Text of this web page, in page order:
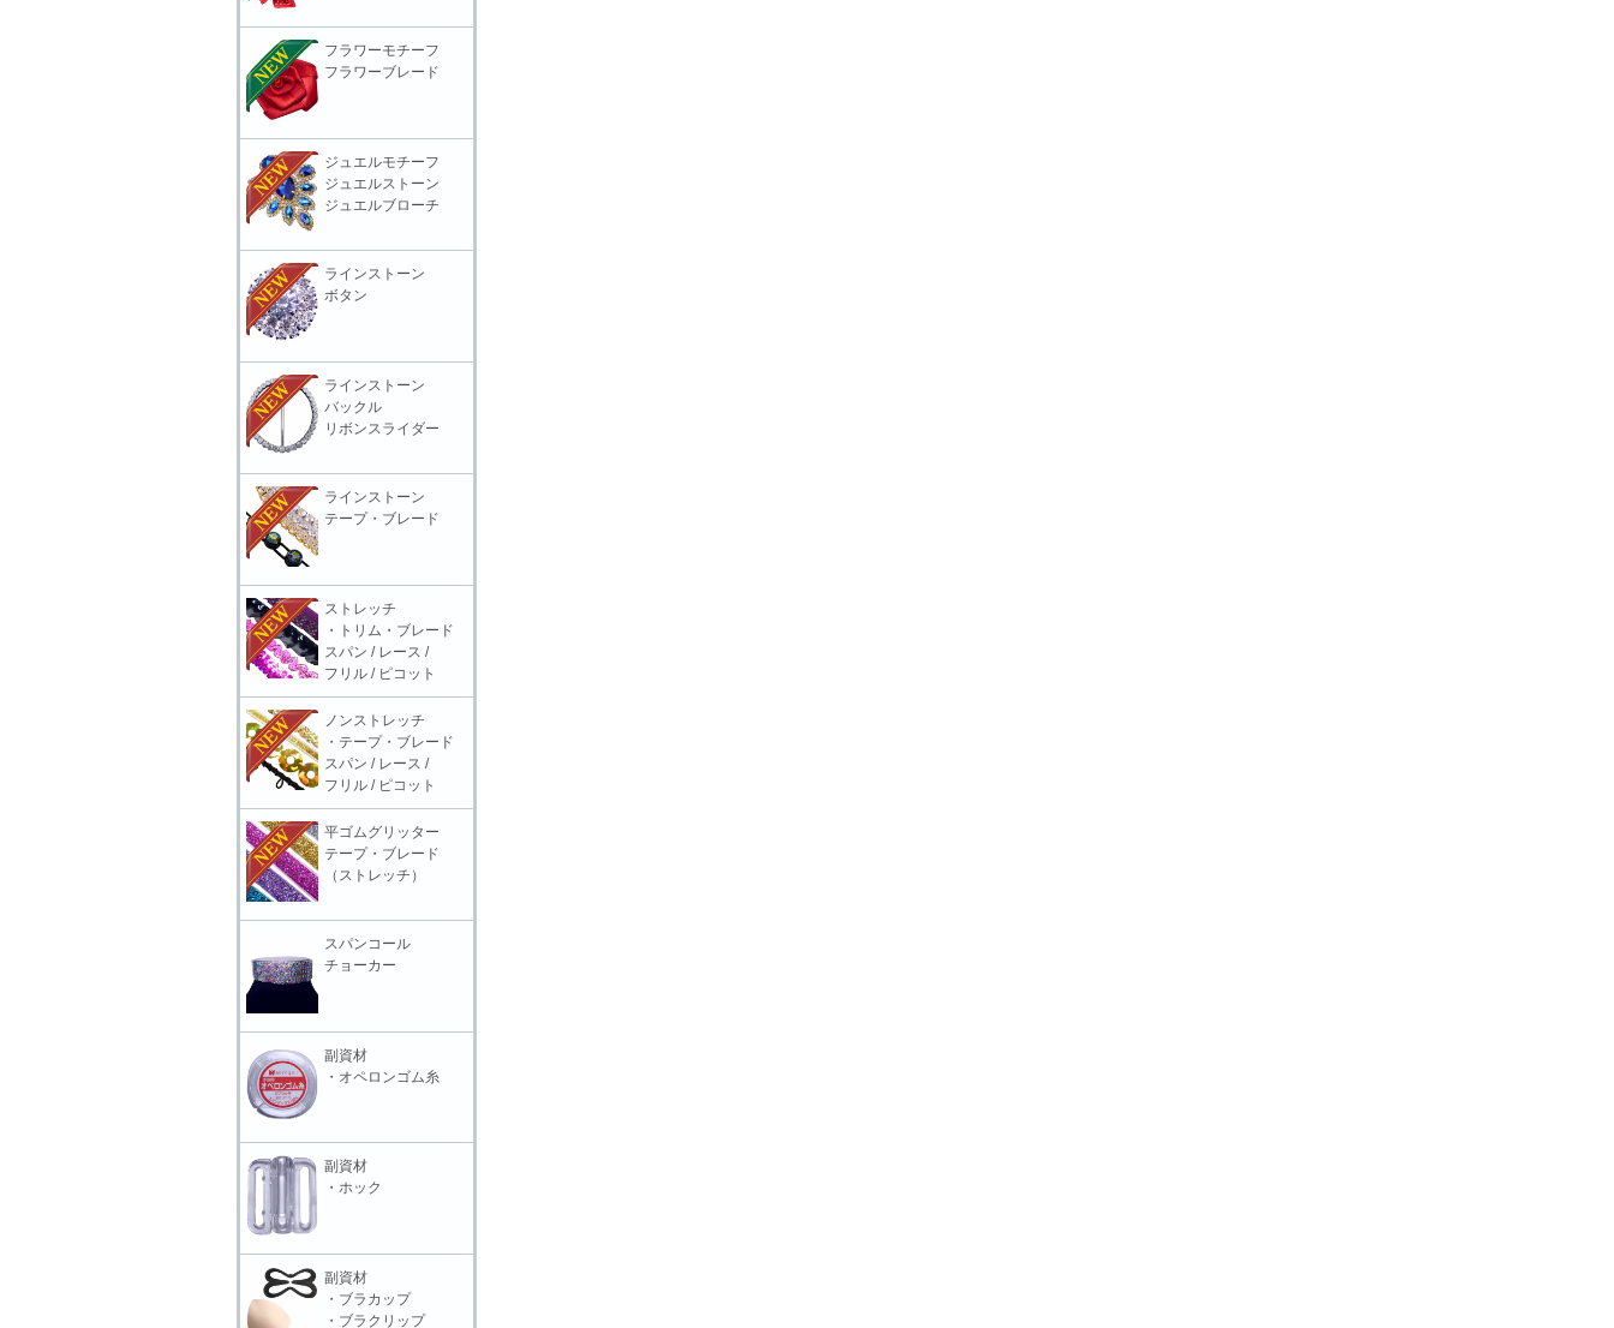
フラワーモチーフ
フラワーブレード
ジュエルモチーフ
ジュエルストーン
ジュエルブローチ
ラインストーン
ボタン
ラインストーン
バックル
リボンスライダー
ラインストーン
テープ・ブレード
ストレッチ
・トリム・ブレード
スパン / レース /
フリル / ピコット
ノンストレッチ
・テープ・ブレード
スパン / レース /
フリル / ピコット
平ゴムグリッター
テープ・ブレード
（ストレッチ）
スパンコール
チョーカー
副資材
・オペロンゴム糸
副資材
・ホック
副資材
・ブラカップ
・ブラクリップ